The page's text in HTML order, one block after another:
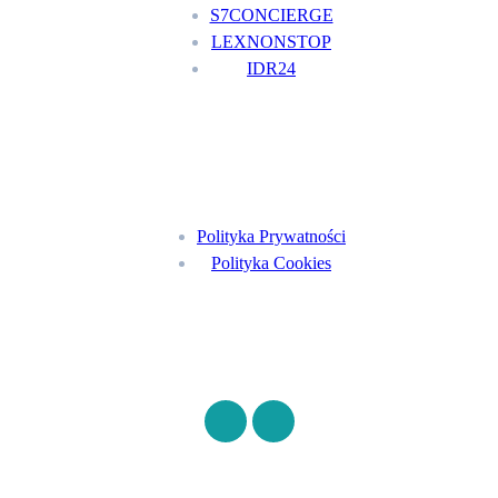
S7CONCIERGE
LEXNONSTOP
IDR24
Polityka Prywatności
Polityka Cookies